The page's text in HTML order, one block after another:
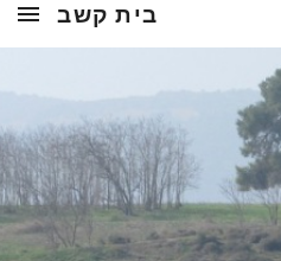
בית קשב